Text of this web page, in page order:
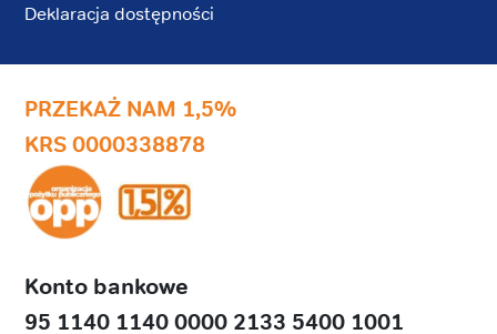
Deklaracja dostępności
PRZEKAŻ NAM 1,5%
KRS 0000338878
Konto bankowe
95 1140 1140 0000 2133 5400 1001